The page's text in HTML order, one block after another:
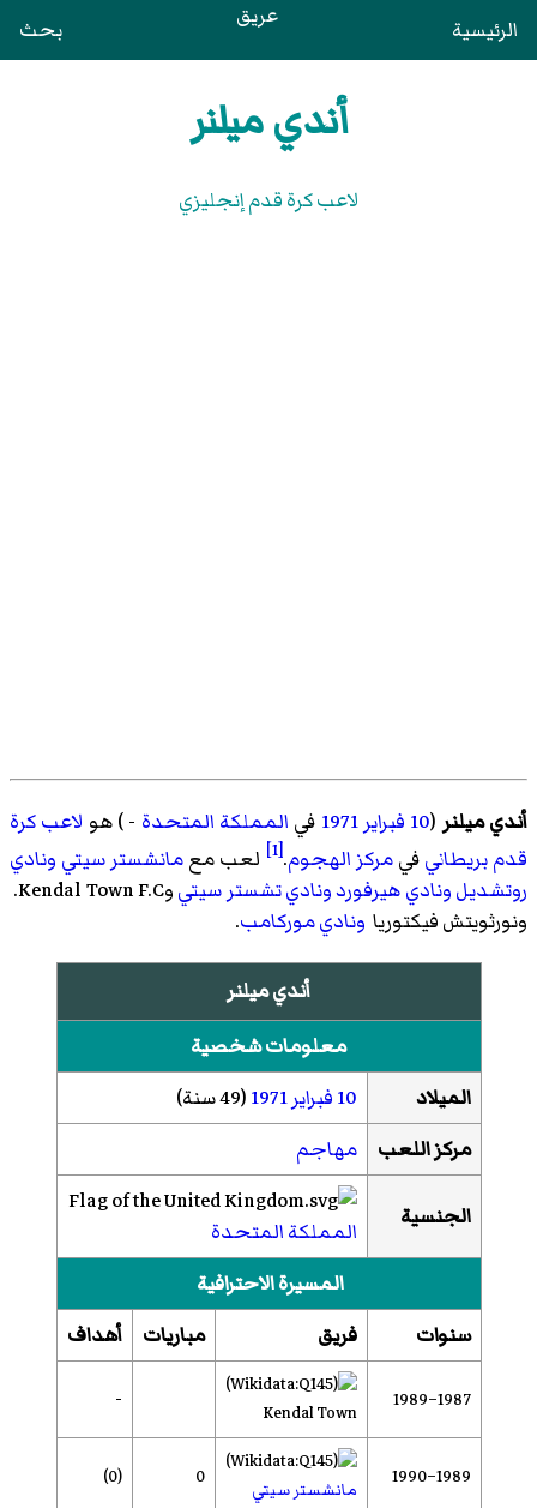
الرئيسية عريق بحث
أندي ميلنر
لاعب كرة قدم إنجليزي
أندي ميلنر(10 فبراير 1971 في المملكة المتحدة - ) هو لاعب كرة
قدمبريطانيفيمركز الهجوم.
[1] لعب معمانشستر سيتي ونادي
روتشديلونادي هيرفوردونادي تشستر سيتيوKendal Town F.C.
ونورثويتش فيكتوريا ونادي موركامب.
أندي ميلنر
معلومات شخصية
الميلاد
10 فبراير 1971(49 سنة)
مركز اللعب
مهاجم
الجنسية
المملكة المتحدة
المسيرة الاحترافية
سنوات
فريق مباريات أهداف
1987–1989
Kendal Town
-
1989–1990
مانشستر سيتي
0
(0)